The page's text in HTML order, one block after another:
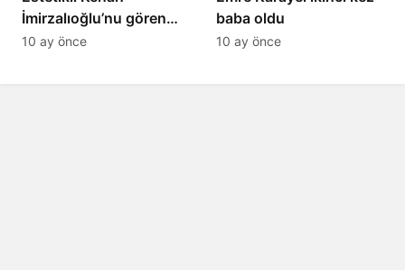
İmirzalıoğlu’nu gören
tanıyamıyor: Son hali
10 ay önce
baba oldu
10 ay önce